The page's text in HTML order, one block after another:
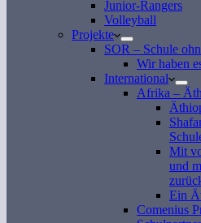
Junior-Rangers
Volleyball
Projekte
SOR – Schule
Wir haben
International
Afrika –
Mit
und
Ein
Comenius